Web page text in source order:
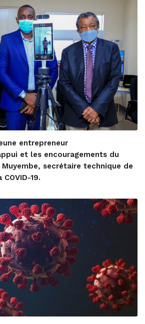
entrepreneur
et les encouragements du
secrétaire technique de
19.